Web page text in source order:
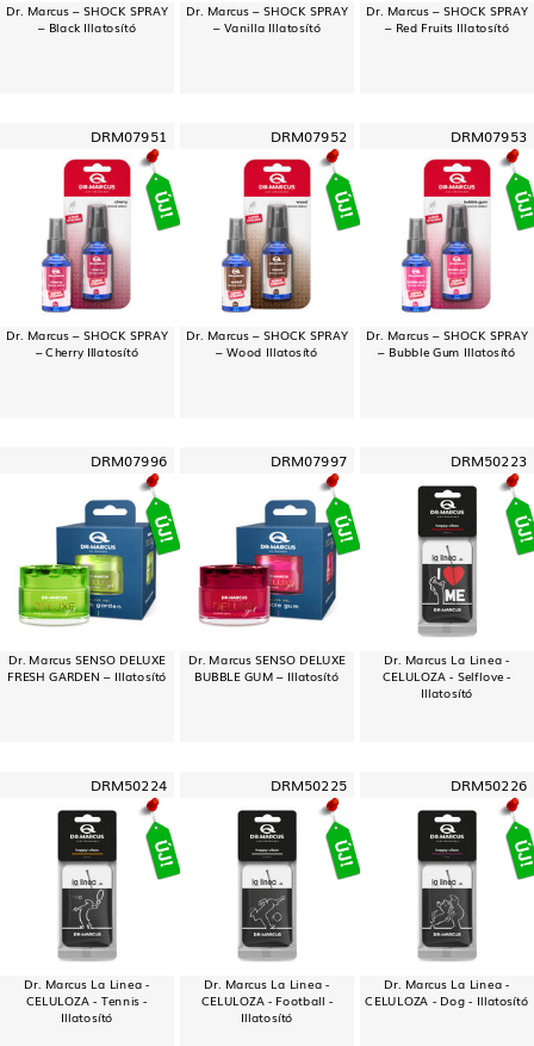
Dr. Marcus – SHOCK SPRAY
– Black Illatosító
Dr. Marcus – SHOCK SPRAY
– Vanilla Illatosító
Dr. Marcus – SHOCK SPRAY
– Red Fruits Illatosító
DRM07951
Dr. Marcus – SHOCK SPRAY
– Cherry Illatosító
DRM07952
Dr. Marcus – SHOCK SPRAY
– Wood Illatosító
DRM07953
Dr. Marcus – SHOCK SPRAY
– Bubble Gum Illatosító
DRM07996
Dr. Marcus SENSO DELUXE
FRESH GARDEN – Illatosító
DRM07997
Dr. Marcus SENSO DELUXE
BUBBLE GUM – Illatosító
DRM50223
Dr. Marcus La Linea -
CELULOZA - Selflove -
Illatosító
DRM50224
Dr. Marcus La Linea -
CELULOZA - Tennis -
Illatosító
DRM50225
Dr. Marcus La Linea -
CELULOZA - Football -
Illatosító
DRM50226
Dr. Marcus La Linea -
CELULOZA - Dog - Illatosító